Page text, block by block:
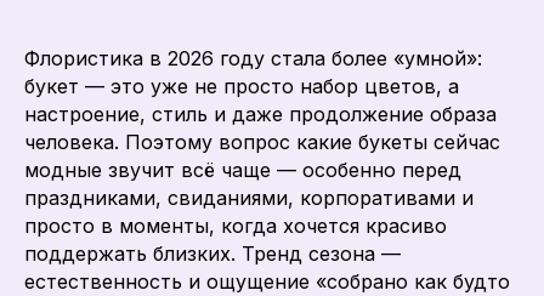
Флористика в 2026 году стала более «умной»:
букет — это уже не просто набор цветов, а
настроение, стиль и даже продолжение образа
человека. Поэтому вопрос какие букеты сейчас
модные звучит всё чаще — особенно перед
праздниками, свиданиями, корпоративами и
просто в моменты, когда хочется красиво
поддержать близких. Тренд сезона —
естественность и ощущение «собрано как будто